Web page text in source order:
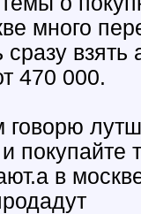
много
сразу
470 000.
говорю
покупайте
в